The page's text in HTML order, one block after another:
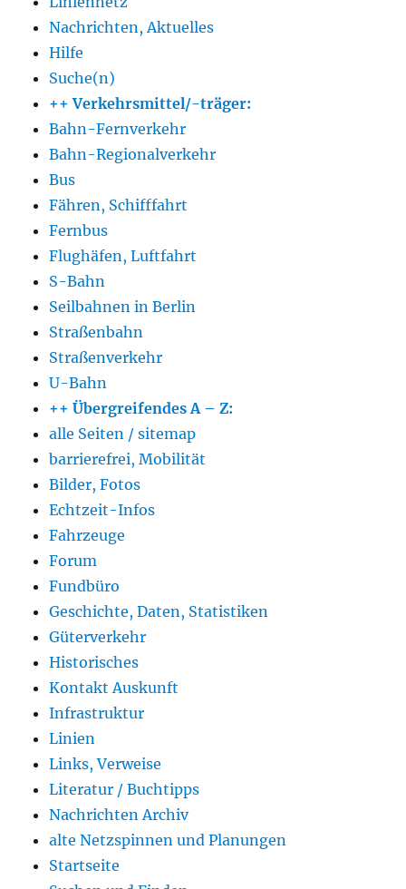
Nachrichten, Aktuelles
Hilfe
Suche(n)
++ Verkehrsmittel/-träger:
Bahn-Fernverkehr
Bahn-Regionalverkehr
Bus
Fähren, Schifffahrt
Fernbus
Flughäfen, Luftfahrt
S-Bahn
Seilbahnen in Berlin
Straßenbahn
Straßenverkehr
U-Bahn
++ Übergreifendes A – Z:
alle Seiten / sitemap
barrierefrei, Mobilität
Bilder, Fotos
Echtzeit-Infos
Fahrzeuge
Forum
Fundbüro
Geschichte, Daten, Statistiken
Güterverkehr
Historisches
Kontakt Auskunft
Infrastruktur
Linien
Links, Verweise
Literatur / Buchtipps
Nachrichten Archiv
alte Netzspinnen und Planungen
Startseite